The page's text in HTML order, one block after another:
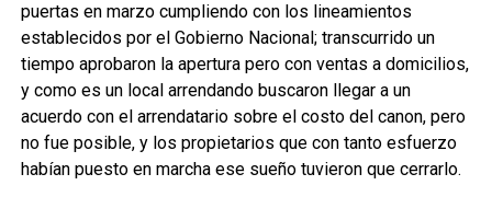
puertas en marzo cumpliendo con los lineamientos
establecidos por el Gobierno Nacional; transcurrido un
tiempo aprobaron la apertura pero con ventas a domicilios,
y como es un local arrendando buscaron llegar a un
acuerdo con el arrendatario sobre el costo del canon, pero
no fue posible, y los propietarios que con tanto esfuerzo
habían puesto en marcha ese sueño tuvieron que cerrarlo.